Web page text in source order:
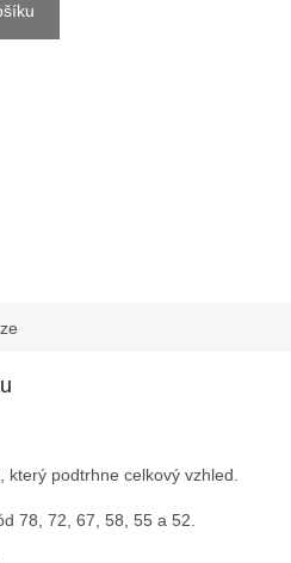
který podtrhne celkový vzhled.
78, 72, 67, 58, 55 a 52.